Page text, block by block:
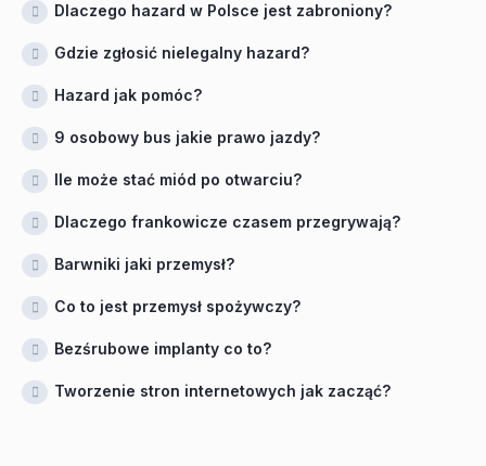
Dlaczego hazard w Polsce jest zabroniony?
Gdzie zgłosić nielegalny hazard?
Hazard jak pomóc?
9 osobowy bus jakie prawo jazdy?
Ile może stać miód po otwarciu?
Dlaczego frankowicze czasem przegrywają?
Barwniki jaki przemysł?
Co to jest przemysł spożywczy?
Bezśrubowe implanty co to?
Tworzenie stron internetowych jak zacząć?